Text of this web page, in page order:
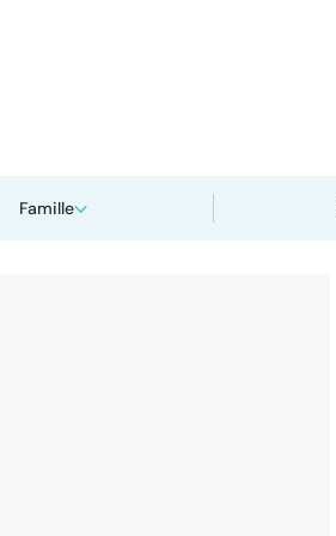
Famille